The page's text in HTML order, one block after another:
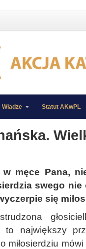
Władze Statut AKwPL
męce Pana,
swego
się
to największy
miłosierdziu